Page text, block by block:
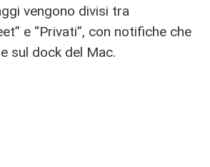
vengono divisi tra
e “Privati”, con notifiche che
sul dock del Mac.